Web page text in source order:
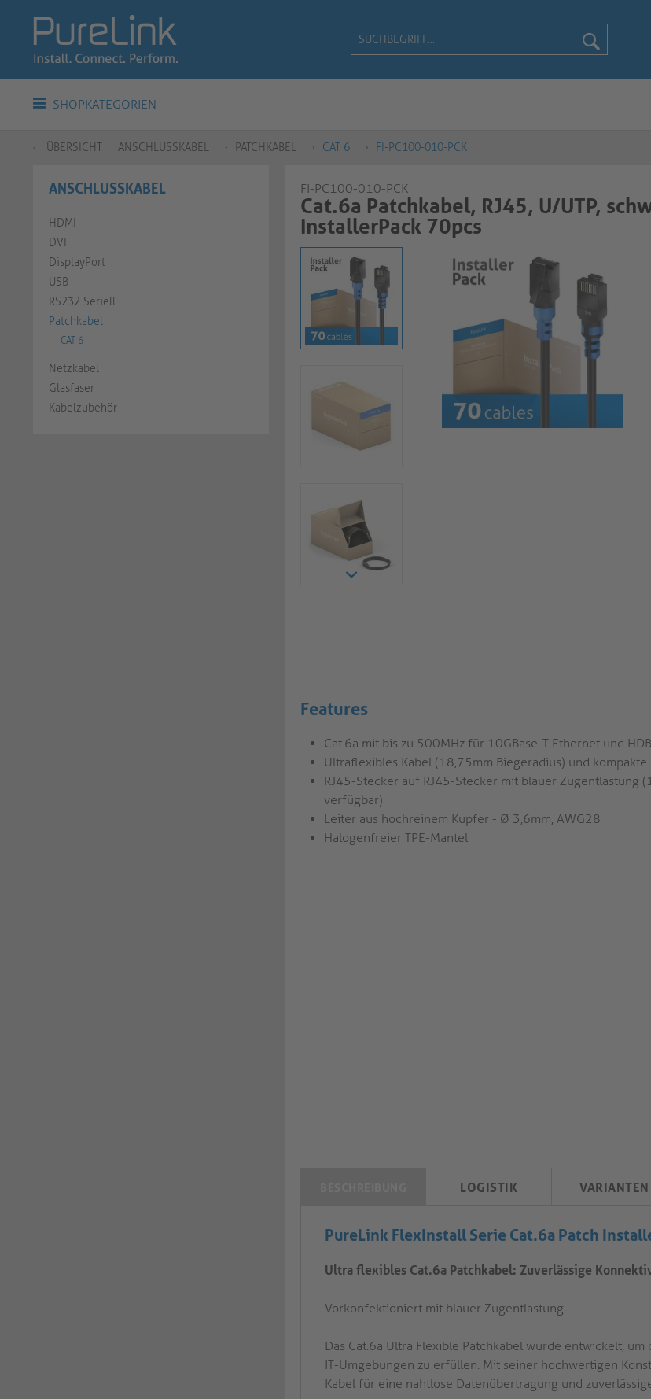
SHOPKATEGORIEN
ÜBERSICHT ANSCHLUSSKABEL PATCHKABEL CAT 6 FI-PC100-010-PCK
ANSCHLUSSKABEL
HDMI
DVI
DisplayPort
USB
RS232 Seriell
Patchkabel
CAT 6
Netzkabel
Glasfaser
Kabelzubehör
FI-PC100-010-PCK
Cat.6a Patchkabel, RJ45, U/UTP,
InstallerPack 70pcs
Features
Cat.6a mit bis zu 500MHz für 10GBase-T Ethernet und
Ultraflexibles Kabel (18,75mm Biegeradius) und
RJ45-Stecker auf RJ45-Stecker mit blauer Zugentlastung
verfügbar)
Leiter aus hochreinem Kupfer - Ø 3,6mm, AWG28
Halogenfreier TPE-Mantel
LOGISTIK VARIANTEN
PureLink FlexInstall Serie Cat.6a Patch
Ultra flexibles Cat.6a Patchkabel: Zuverlässige
Vorkonfektioniert mit blauer Zugentlastung.
Das Cat.6a Ultra Flexible Patchkabel wurde entwickelt,
IT-Umgebungen zu erfüllen. Mit seiner hochwertigen
Kabel für eine nahtlose Datenübertragung und